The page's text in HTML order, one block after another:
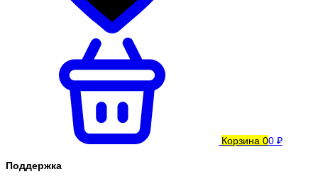
Корзина 00 ₽
Поддержка